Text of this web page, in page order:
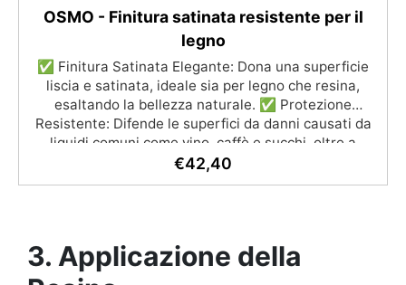
OSMO - Finitura satinata resistente per il
legno
✅ Finitura Satinata Elegante: Dona una superficie
liscia e satinata, ideale sia per legno che resina,
esaltando la bellezza naturale. ✅ Protezione
Resistente: Difende le superfici da danni causati da
liquidi comuni come vino, caffè e succhi, oltre a
proteggere dagli agenti atmosferici. ✅ Applicazione
l’asciugatura, perfetto anche per giochi infantili. ✅
Efficienza e Durabilità: Un litro copre fino a 24 m² e
€42,40
3. Applicazione della